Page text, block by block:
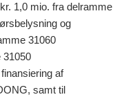
1,0 mio. fra delramme
og
31060
31050
af
samt til